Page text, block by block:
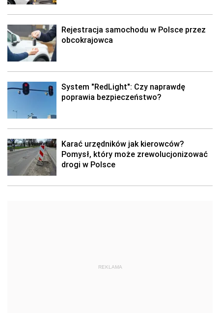
Rejestracja samochodu w Polsce przez
obcokrajowca
System "RedLight": Czy naprawdę
poprawia bezpieczeństwo?
Karać urzędników jak kierowców?
Pomysł, który może zrewolucjonizować
drogi w Polsce
REKLAMA